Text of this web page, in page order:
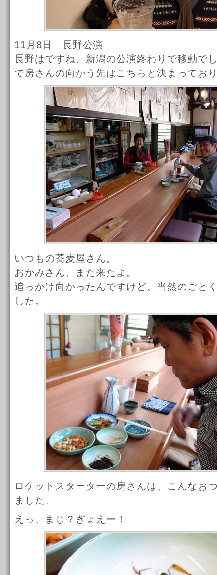
11月8日 長野公演
長野はですね、新潟の公演終わりで移動で
で房さんの向かう先はこちらと決まってお
いつもの蕎麦屋さん。
おかみさん、また来たよ。
追っかけ向かったんですけど、当然のごと
した。
ロケットスターターの房さんは、こんなお
ました。
えっ、まじ？ぎょえー！